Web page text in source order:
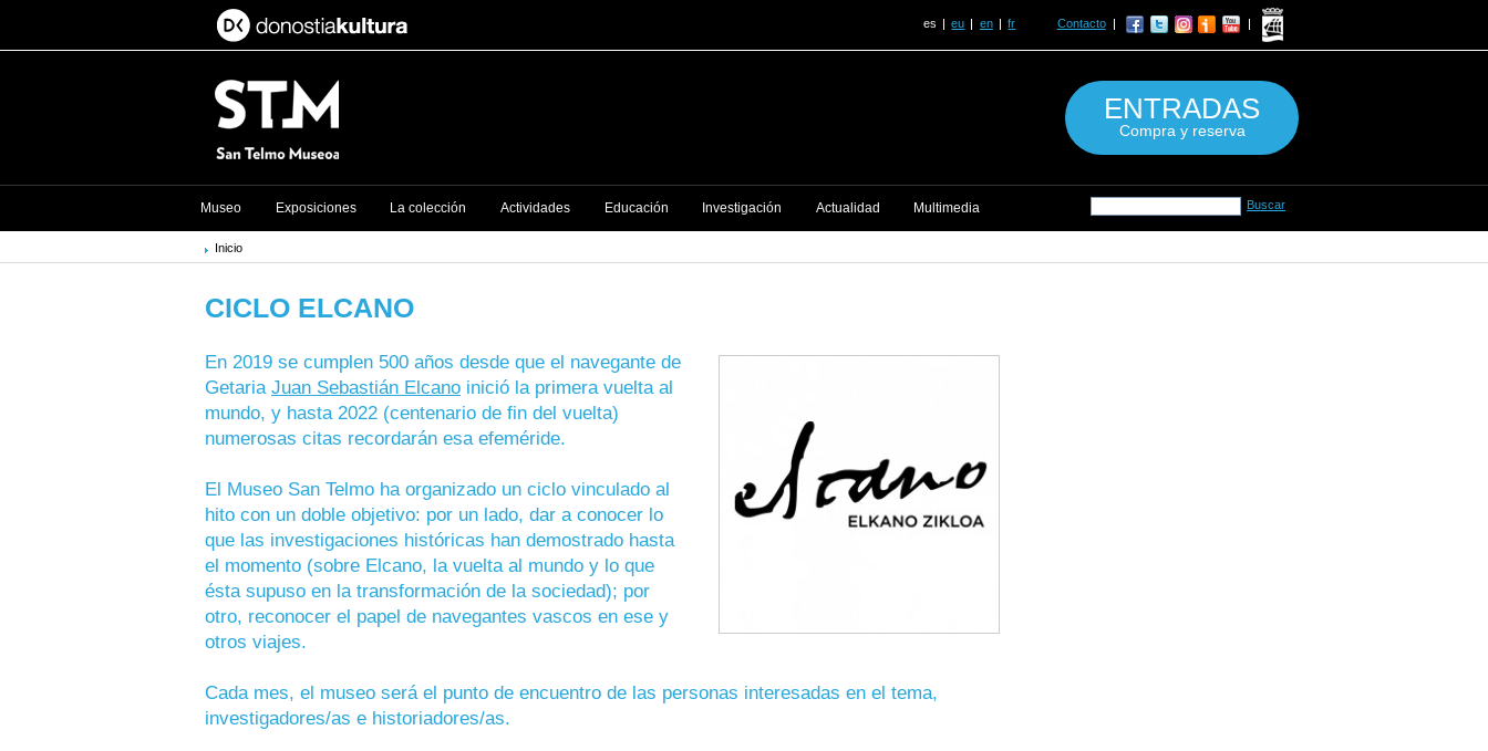
Inicio
CICLO ELCANO
En 2019 se cumplen 500 años desde que el navegante de
Getaria Juan Sebastián Elcano inició la primera vuelta al
mundo, y hasta 2022 (centenario de fin del vuelta)
numerosas citas recordarán esa efeméride.
El Museo San Telmo ha organizado un ciclo vinculado al
hito con un doble objetivo: por un lado, dar a conocer lo
que las investigaciones históricas han demostrado hasta
el momento (sobre Elcano, la vuelta al mundo y lo que
ésta supuso en la transformación de la sociedad); por
otro, reconocer el papel de navegantes vascos en ese y
otros viajes.
Cada mes, el museo será el punto de encuentro de las personas interesadas en el tema,
investigadores/as e historiadores/as.
es eu en fr Contacto
ENTRADAS
Compra y reserva
Museo Exposiciones La colección Actividades Educación Investigación Actualidad Multimedia